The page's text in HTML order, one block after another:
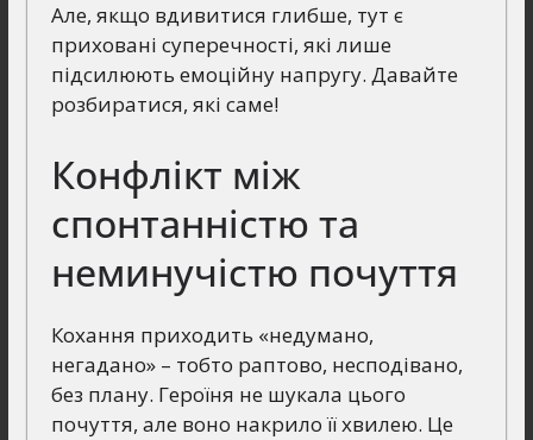
Але, якщо вдивитися глибше, тут є
приховані суперечності, які лише
підсилюють емоційну напругу. Давайте
розбиратися, які саме!
Конфлікт між
спонтанністю та
неминучістю почуття
Кохання приходить «недумано,
негадано» – тобто раптово, несподівано,
без плану. Героїня не шукала цього
почуття, але воно накрило її хвилею. Це